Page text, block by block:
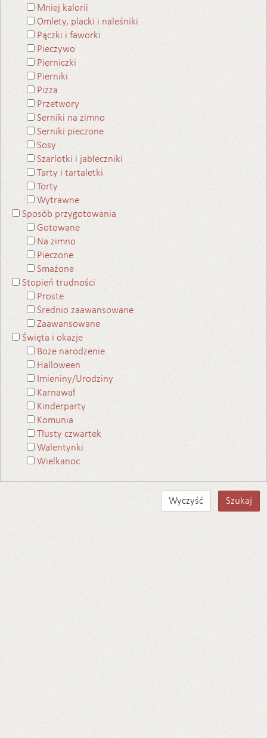
Mniej kalorii
Omlety, placki i naleśniki
Pączki i faworki
Pieczywo
Pierniczki
Pierniki
Pizza
Przetwory
Serniki na zimno
Serniki pieczone
Sosy
Szarlotki i jabłeczniki
Tarty i tartaletki
Torty
Wytrawne
Sposób przygotowania
Gotowane
Na zimno
Pieczone
Smażone
Stopień trudności
Proste
Średnio zaawansowane
Zaawansowane
Święta i okazje
Boże narodzenie
Halloween
Imieniny/Urodziny
Karnawał
Kinderparty
Komunia
Tłusty czwartek
Walentynki
Wielkanoc